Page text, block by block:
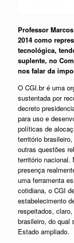
Professor
2014 como
tecnológica,
suplente, no
nos falar da
O CGI.br é uma
sustentada por
decreto
para uso e
políticas de
território
outras questões
território nacional.
presença
uma ferramenta
cotidiana, o CGI
estabelecimento
respeitados,
brasileiro, do qual
Estado ampliado.